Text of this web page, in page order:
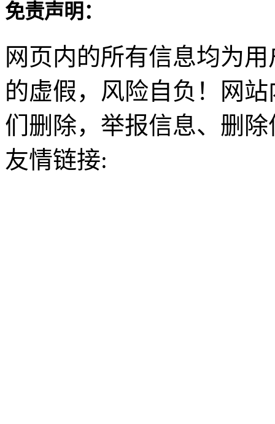
免责声明：
网页内的所有信息均为
的虚假，风险自负！网
们删除，举报信息、删
友情链接: